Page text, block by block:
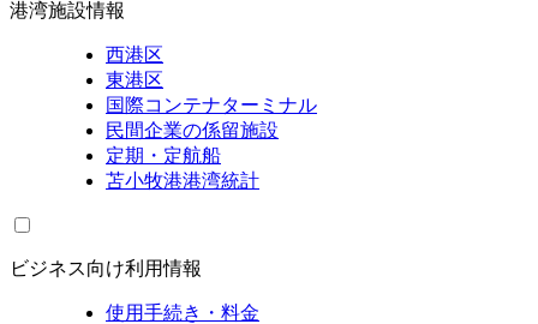
港湾施設情報
西港区
東港区
国際コンテナターミナル
民間企業の係留施設
定期・定航船
苫小牧港港湾統計
ビジネス向け利用情報
使用手続き・料金